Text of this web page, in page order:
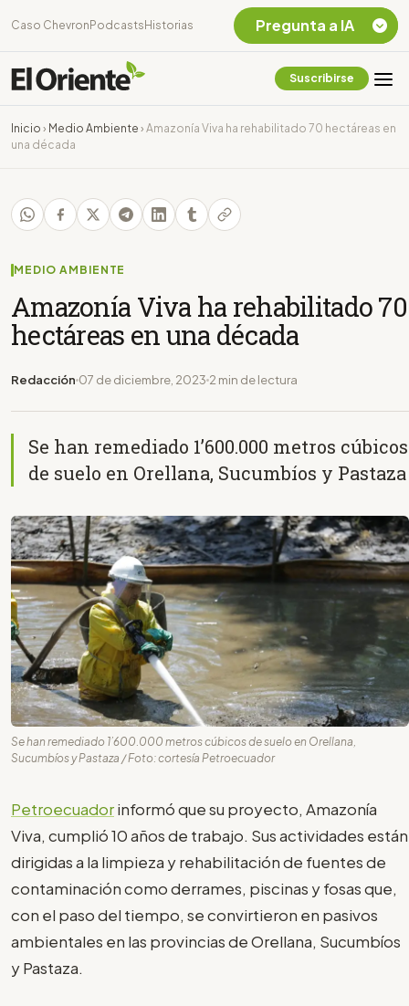
Caso Chevron Podcasts Historias
Suscribirse
Inicio › Medio Ambiente › Amazonía Viva ha rehabilitado 70 hectáreas en
una década
MEDIO AMBIENTE
Amazonía Viva ha rehabilitado 70
hectáreas en una década
Redacción 07 de diciembre, 2023 2 min de lectura
Se han remediado 1’600.000 metros cúbicos
de suelo en Orellana, Sucumbíos y Pastaza
Se han remediado 1’600.000 metros cúbicos de suelo en Orellana,
Sucumbíos y Pastaza / Foto: cortesía Petroecuador
Petroecuadorinformó que su proyecto, Amazonía
Viva, cumplió 10 años de trabajo. Sus actividades están
dirigidas a la limpieza y rehabilitación de fuentes de
contaminación como derrames, piscinas y fosas que,
con el paso del tiempo, se convirtieron en pasivos
ambientales en las provincias de Orellana, Sucumbíos
y Pastaza.
Pregunta a IA
Chevron Ecuador